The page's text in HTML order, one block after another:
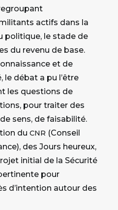
actifs dans la
politique, le stade de
du revenu de base.
et de
le débat a pu l’être
les questions de
pour traiter des
sens, de faisabilité.
du CNR (Conseil
des Jours heureux,
initial de la Sécurité
pour
d’intention autour des